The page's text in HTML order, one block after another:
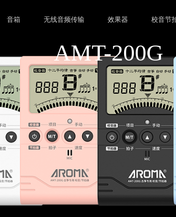
AMT-200G
音箱 无线音频传输 效果器 校音节